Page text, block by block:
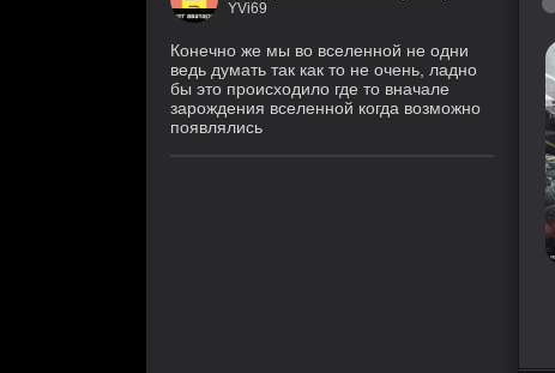
YVi69
Конечно же мы во вселенной не одни
ведь думать так как то не очень, ладно
бы это происходило где то вначале
зарождения вселенной когда возможно
появлялись